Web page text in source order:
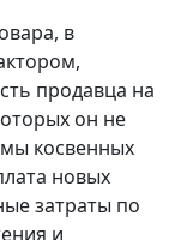
в
продавца на
он не
косвенных
новых
затраты по
и